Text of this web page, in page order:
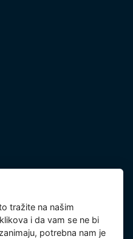
podataka
tražite na našim
i da vam se ne bi
potrebna nam je